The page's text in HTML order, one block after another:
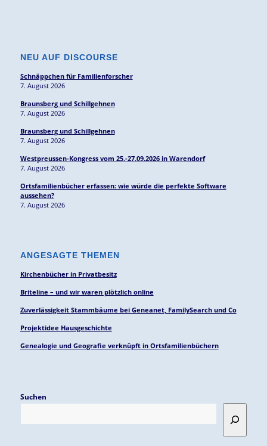
NEU AUF DISCOURSE
Schnäppchen für Familienforscher
7. August 2026
Braunsberg und Schillgehnen
7. August 2026
Braunsberg und Schillgehnen
7. August 2026
Westpreussen-Kongress vom 25.-27.09.2026 in Warendorf
7. August 2026
Ortsfamilienbücher erfassen: wie würde die perfekte Software
aussehen?
7. August 2026
ANGESAGTE THEMEN
Kirchenbücher in Privatbesitz
Briteline – und wir waren plötzlich online
Zuverlässigkeit Stammbäume bei Geneanet, FamilySearch und Co
Projektidee Hausgeschichte
Genealogie und Geografie verknüpft in Ortsfamilienbüchern
Suchen